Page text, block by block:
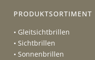
PRODUKTSORTIMENT
• Gleitsichtbrillen
• Sichtbrillen
• Sonnenbrillen